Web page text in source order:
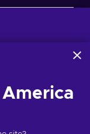
นี้ เราใช้ข้อมูลนี้เพื่อ
า
มให้ Eneba และ
ปลี่ยนความยินยอม
อมูลของคุณ โปรดดู